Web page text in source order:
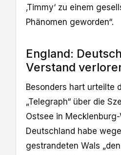
‚Timmy‘ zu einem
Phänomen geworden“.
England:
Verstand
Besonders hart urteilte
„Telegraph“ über die
Ostsee in
Deutschland habe
gestrandeten Wals